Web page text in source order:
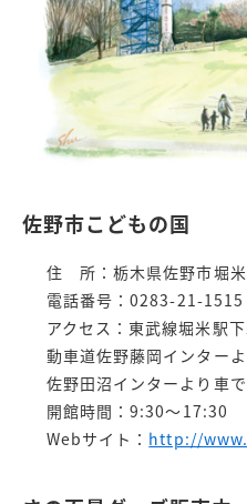
佐野市こどもの国
住 所：栃木県佐野市堀
電話番号：0283-21-1515
アクセス：東武線堀米駅
動車道佐野藤岡インター
佐野田沼インターより車
開館時間：9:30〜17:30
Webサイト： http://